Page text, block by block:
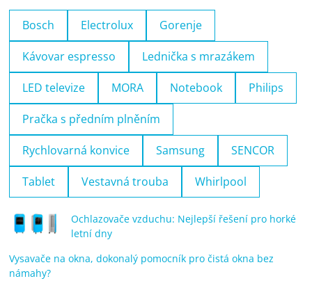
Bosch Electrolux Gorenje
Kávovar espresso Lednička s mrazákem
LED televize MORA Notebook Philips
Pračka s předním plněním
Rychlovarná konvice Samsung SENCOR
Tablet Vestavná trouba Whirlpool
Ochlazovače vzduchu: Nejlepší řešení pro horké
letní dny
Vysavače na okna, dokonalý pomocník pro čistá okna bez
námahy?